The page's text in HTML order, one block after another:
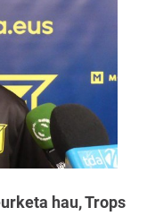
hau, Trops